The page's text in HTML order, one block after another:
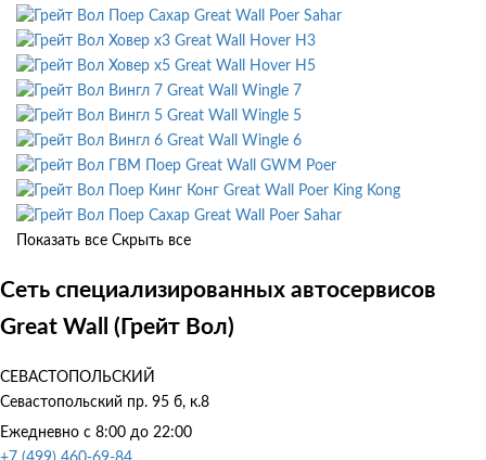
Great Wall Poer Sahar
Great Wall Hover H3
Great Wall Hover H5
Great Wall Wingle 7
Great Wall Wingle 5
Great Wall Wingle 6
Great Wall GWM Poer
Great Wall Poer King Kong
Great Wall Poer Sahar
Показать все Скрыть все
Сеть специализированных автосервисов
Great Wall (Грейт Вол)
СЕВАСТОПОЛЬСКИЙ
Севастопольский пр. 95 б, к.8
Ежедневно с 8:00 до 22:00